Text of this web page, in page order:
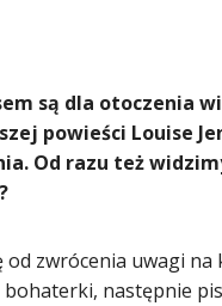
są dla otoczenia
powieści Louise
Od razu też
zwrócenia uwagi
bohaterki, następnie